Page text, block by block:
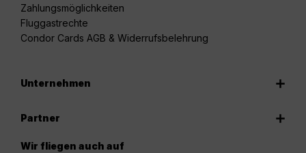
Zahlungsmöglichkeiten
Fluggastrechte
Condor Cards AGB & Widerrufsbelehrung
Unternehmen
Partner
Wir fliegen auch auf